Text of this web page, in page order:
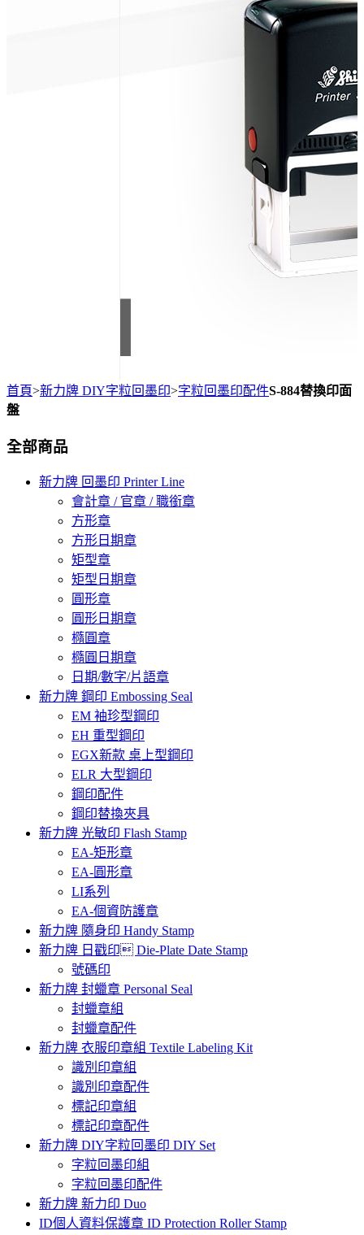
首頁>新力牌 DIY字粒回墨印>字粒回墨印配件S-884替換印面
盤
全部商品
新力牌 回墨印 Printer Line
會計章 / 官章 / 職銜章
方形章
方形日期章
矩型章
矩型日期章
圓形章
圓形日期章
橢圓章
橢圓日期章
日期/數字/片語章
新力牌 鋼印 Embossing Seal
EM 袖珍型鋼印
EH 重型鋼印
EGX新款 桌上型鋼印
ELR 大型鋼印
鋼印配件
鋼印替換夾具
新力牌 光敏印 Flash Stamp
EA-矩形章
EA-圓形章
LI系列
EA-個資防護章
新力牌 隨身印 Handy Stamp
新力牌 日戳印 Die-Plate Date Stamp
號碼印
新力牌 封蠟章 Personal Seal
封蠟章組
封蠟章配件
新力牌 衣服印章組 Textile Labeling Kit
識別印章組
識別印章配件
標記印章組
標記印章配件
新力牌 DIY字粒回墨印 DIY Set
字粒回墨印組
字粒回墨印配件
新力牌 新力印 Duo
ID個人資料保護章 ID Protection Roller Stamp